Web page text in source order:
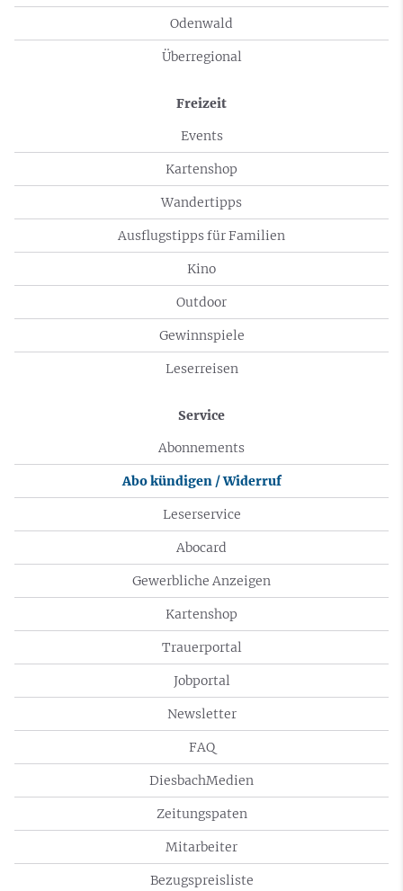
Odenwald
Überregional
Freizeit
Events
Kartenshop
Wandertipps
Ausflugstipps für Familien
Kino
Outdoor
Gewinnspiele
Leserreisen
Service
Abonnements
Abo kündigen / Widerruf
Leserservice
Abocard
Gewerbliche Anzeigen
Kartenshop
Trauerportal
Jobportal
Newsletter
FAQ
DiesbachMedien
Zeitungspaten
Mitarbeiter
Bezugspreisliste